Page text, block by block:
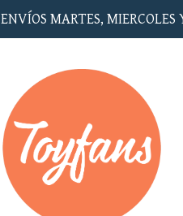
ENVÍOS MARTES, MIERCOLES